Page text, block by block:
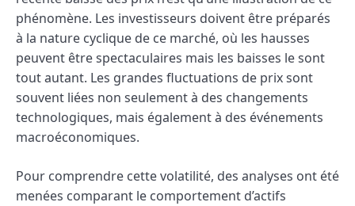
phénomène. Les investisseurs doivent être préparés
à la nature cyclique de ce marché, où les hausses
peuvent être spectaculaires mais les baisses le sont
tout autant. Les grandes fluctuations de prix sont
souvent liées non seulement à des changements
technologiques, mais également à des événements
macroéconomiques.
Pour comprendre cette volatilité, des analyses ont été
menées comparant le comportement d’actifs